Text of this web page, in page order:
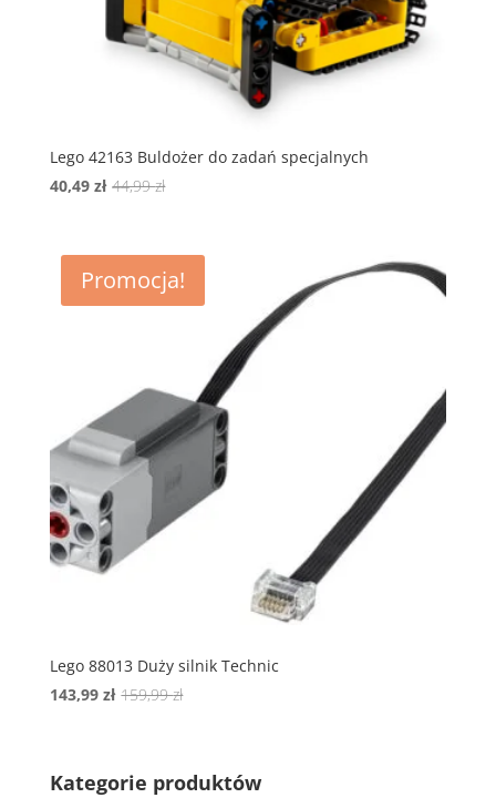
Lego 42163 Buldożer do zadań specjalnych
44,99złPierwotna
44,99 zł.
40,49 zł
Aktualna
40,49 zł.
Promocja!
Lego 88013 Duży silnik Technic
159,99złPierwotna
159,99 zł.
143,99 zł
Aktualna
143,99 zł.
Kategorie produktów